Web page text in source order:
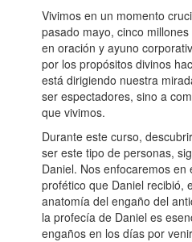
Vivimos en un momento
pasado mayo, cinco
en oración y ayuno
por los propósitos divinos
está dirigiendo nuestra
ser espectadores, sino a
que vivimos.
Durante este curso,
ser este tipo de personas,
Daniel. Nos enfocaremos
profético que Daniel recibió,
anatomía del engaño del
la profecía de Daniel es
engaños en los días por